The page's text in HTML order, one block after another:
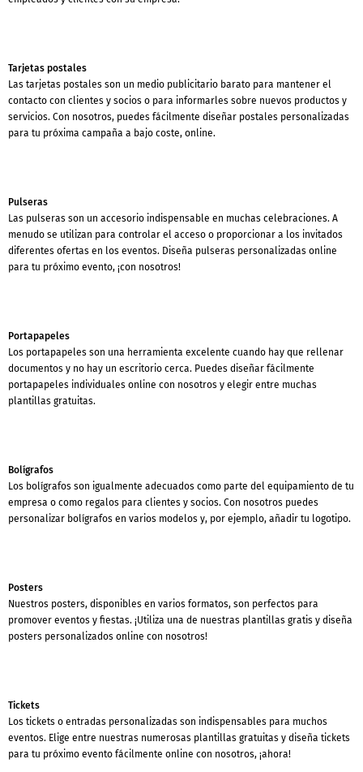
Tarjetas postales
Las tarjetas postales son un medio publicitario barato para mantener el
contacto con clientes y socios o para informarles sobre nuevos productos y
servicios. Con nosotros, puedes fácilmente diseñar postales personalizadas
para tu próxima campaña a bajo coste, online.
Pulseras
Las pulseras son un accesorio indispensable en muchas celebraciones. A
menudo se utilizan para controlar el acceso o proporcionar a los invitados
diferentes ofertas en los eventos. Diseña pulseras personalizadas online
para tu próximo evento, ¡con nosotros!
Portapapeles
Los portapapeles son una herramienta excelente cuando hay que rellenar
documentos y no hay un escritorio cerca. Puedes diseñar fácilmente
portapapeles individuales online con nosotros y elegir entre muchas
plantillas gratuitas.
Bolígrafos
Los bolígrafos son igualmente adecuados como parte del equipamiento de tu
empresa o como regalos para clientes y socios. Con nosotros puedes
personalizar bolígrafos en varios modelos y, por ejemplo, añadir tu logotipo.
Posters
Nuestros posters, disponibles en varios formatos, son perfectos para
promover eventos y fiestas. ¡Utiliza una de nuestras plantillas gratis y diseña
posters personalizados online con nosotros!
Tickets
Los tickets o entradas personalizadas son indispensables para muchos
eventos. Elige entre nuestras numerosas plantillas gratuitas y diseña tickets
para tu próximo evento fácilmente online con nosotros, ¡ahora!